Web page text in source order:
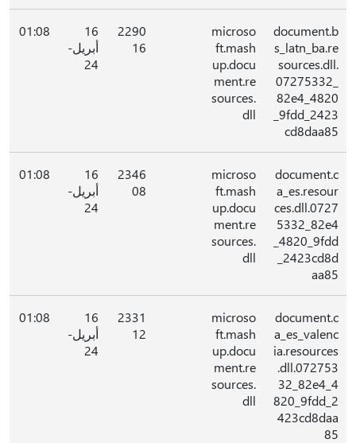
document.b
s_latn_ba.re
sources.dll.
07275332_
82e4_4820
_9fdd_2423
cd8daa85
microso
ft.mash
up.docu
ment.re
sources.
dll
2290
16
16
أبريل-
24
01:08
document.c
a_es.resour
ces.dll.0727
5332_82e4
_4820_9fdd
_2423cd8d
aa85
microso
ft.mash
up.docu
ment.re
sources.
dll
2346
08
16
أبريل-
24
01:08
document.c
a_es_valenc
ia.resources
.dll.072753
32_82e4_4
820_9fdd_2
423cd8daa
85
microso
ft.mash
up.docu
ment.re
sources.
dll
2331
12
16
أبريل-
24
01:08